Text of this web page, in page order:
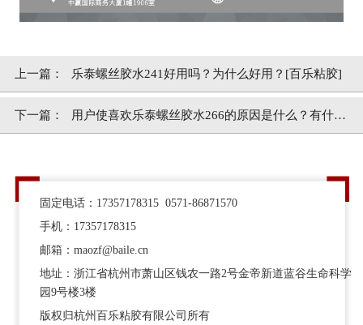
上一篇： 乐泰螺丝胶水241好用吗？为什么好用？[百乐粘胶]
下一篇： ​用户使喜欢乐泰螺丝胶水266的原因是什么？有什么
固定电话：17357178315 0571-86871570
手机：17357178315
邮箱：maozf@baile.cn
地址：浙江省杭州市萧山区钱农一路2号金帝新道蓝谷生命科学
园9号楼3楼
版权归杭州百乐粘胶有限公司所有